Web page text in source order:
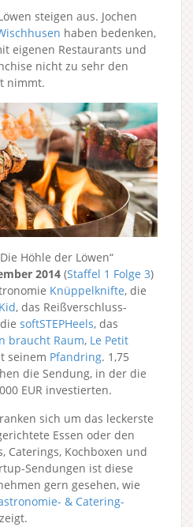
steigen aus. Jochen
haben bedenken,
eigenen Restaurants und
nicht zu sehr den
nimmt.
Höhle der Löwen“
2014 (Staffel 1 Folge 3)
Knüppelknifte, die
, das Reißverschluss-
softSTEPHeels, das
braucht Raum, Le Petit
seinem Pfandring. 1,75
die Sendung, in der die
EUR investierten.
sich um das leckerste
Essen oder den
Caterings, Kochboxen und
Sendungen ist diese
gern gesehen, wie
& Catering-
zeigt.